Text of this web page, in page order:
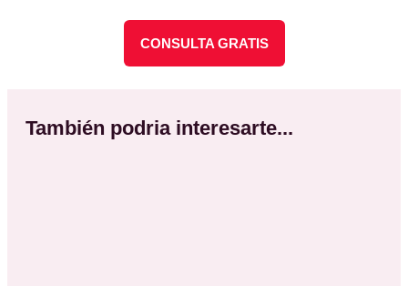
CONSULTA GRATIS
También podria interesarte...